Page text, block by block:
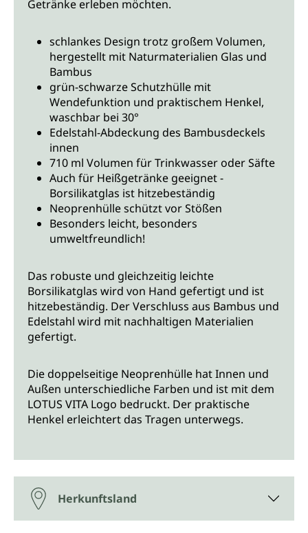
Getränke erleben möchten.
schlankes Design trotz großem Volumen,
hergestellt mit Naturmaterialien Glas und
Bambus
grün-schwarze Schutzhülle mit
Wendefunktion und praktischem Henkel,
waschbar bei 30°
Edelstahl-Abdeckung des Bambusdeckels
innen
710 ml Volumen für Trinkwasser oder Säfte
Auch für Heißgetränke geeignet -
Borsilikatglas ist hitzebeständig
Neoprenhülle schützt vor Stößen
Besonders leicht, besonders
umweltfreundlich!
Das robuste und gleichzeitig leichte
Borsilikatglas wird von Hand gefertigt und ist
hitzebeständig. Der Verschluss aus Bambus und
Edelstahl wird mit nachhaltigen Materialien
gefertigt.
Die doppelseitige Neoprenhülle hat Innen und
Außen unterschiedliche Farben und ist mit dem
LOTUS VITA Logo bedruckt. Der praktische
Henkel erleichtert das Tragen unterwegs.
Herkunftsland